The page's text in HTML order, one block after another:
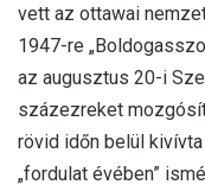
vett az ottawai
1947-re
az augusztus 20-i
százezreket
rövid időn belül
„fordulat évében”